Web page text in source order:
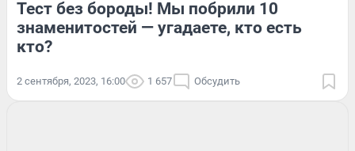
Тест без бороды! Мы побрили 10
знаменитостей — угадаете, кто есть
кто?
2 сентября, 2023, 16:00 1 657 Обсудить